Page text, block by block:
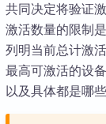
共同决定将验证
激活数量的限制
列明当前总计激
最高可激活的设
以及具体都是哪